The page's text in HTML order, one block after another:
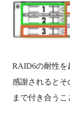
RAID6の耐性を
感謝されるとそ
まで付き合うこ